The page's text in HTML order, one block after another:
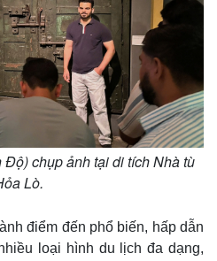
chụp ảnh tại di tích Nhà tù
Lò.
điểm đến phổ biến, hấp dẫn
loại hình du lịch đa dạng,